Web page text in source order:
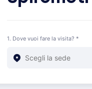
1. Dove vuoi fare la visita? *